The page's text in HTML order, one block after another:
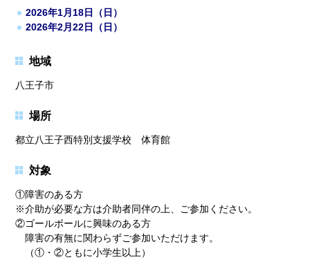
2026年1月18日（日）
2026年2月22日（日）
地域
八王子市
場所
都立八王子西特別支援学校 体育館
対象
①障害のある方
※介助が必要な方は介助者同伴の上、ご参加ください。
②ゴールボールに興味のある方
障害の有無に関わらずご参加いただけます。
（①・②ともに小学生以上）